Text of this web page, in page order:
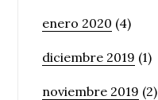
enero 2020 (4)
diciembre 2019 (1)
noviembre 2019 (2)